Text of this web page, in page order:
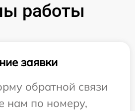
работы
заявки
обратной связи
нам по номеру,